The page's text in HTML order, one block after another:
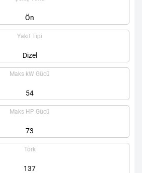
Ön
Yakıt Tipi
Dizel
Maks kW Gücü
54
Maks HP Gücü
73
Tork
137